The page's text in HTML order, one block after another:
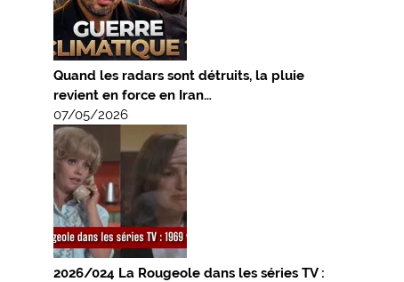
Quand les radars sont détruits, la pluie
revient en force en Iran…
07/05/2026
2026/024 La Rougeole dans les séries TV :